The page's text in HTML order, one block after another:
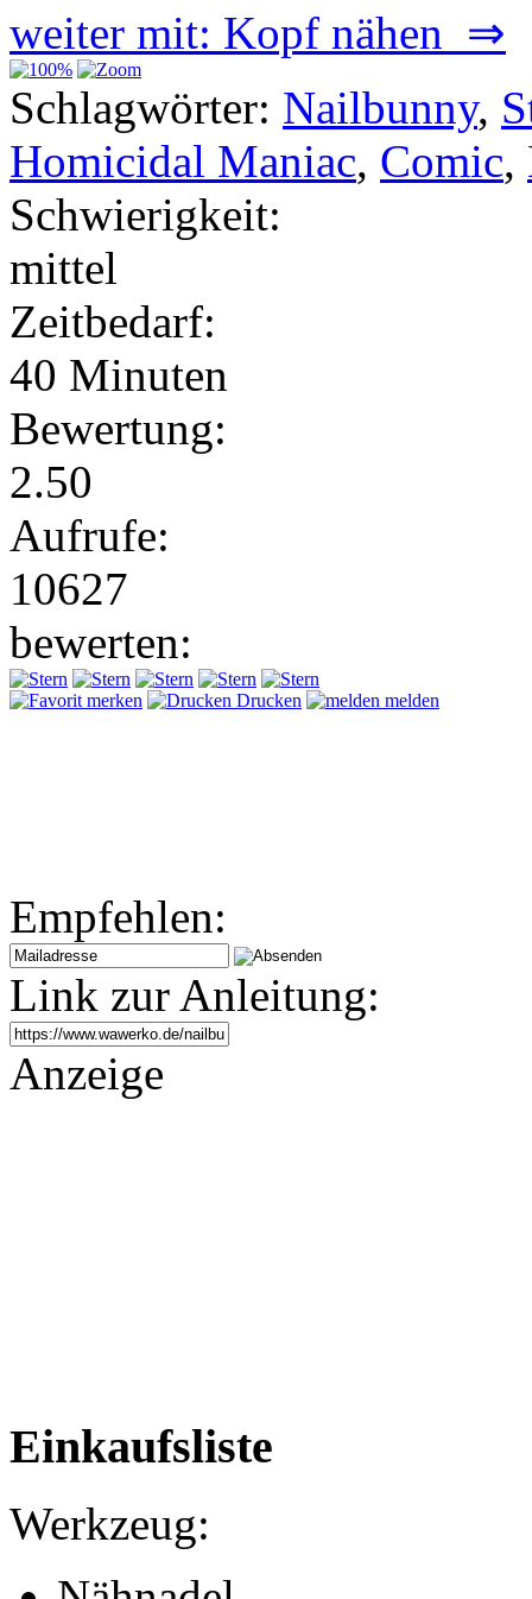
weiter mit: Kopf nähen ⇒
Schlagwörter: Nailbunny,
Homicidal Maniac, Comic,
Schwierigkeit:
mittel
Zeitbedarf:
40 Minuten
Bewertung:
2.50
Aufrufe:
10627
bewerten:
merken Drucken melden
Empfehlen:
Link zur Anleitung:
Anzeige
Einkaufsliste
Werkzeug: